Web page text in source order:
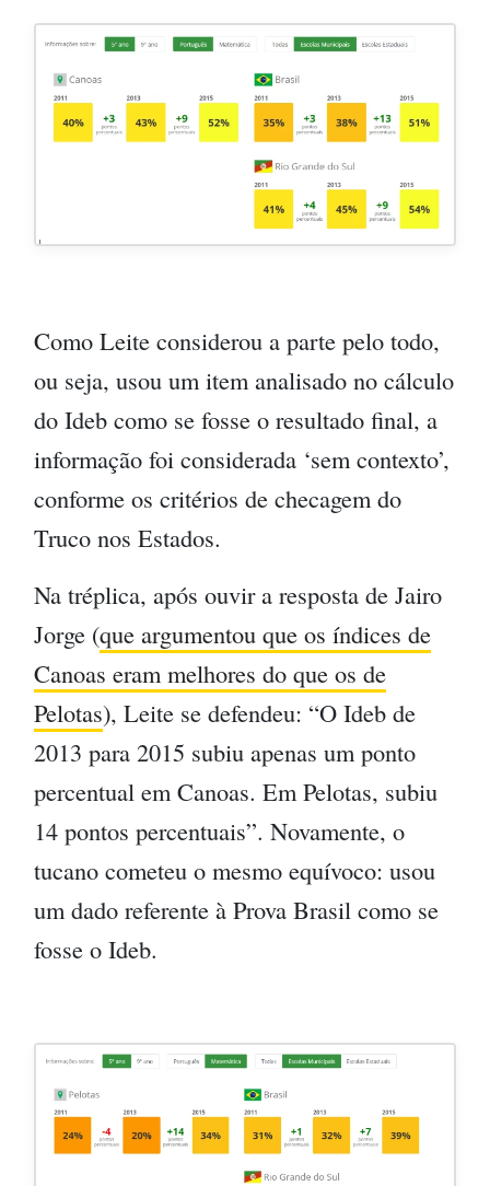
Como Leite considerou a parte pelo todo,
ou seja, usou um item analisado no cálculo
do Ideb como se fosse o resultado final, a
informação foi considerada ‘sem contexto’,
conforme os critérios de checagem do
Truco nos Estados.
Na tréplica, após ouvir a resposta de Jairo
Jorge (que argumentou que os índices de
Canoas eram melhores do que os de
Pelotas), Leite se defendeu: “O Ideb de
2013 para 2015 subiu apenas um ponto
percentual em Canoas. Em Pelotas, subiu
14 pontos percentuais”. Novamente, o
tucano cometeu o mesmo equívoco: usou
um dado referente à Prova Brasil como se
fosse o Ideb.